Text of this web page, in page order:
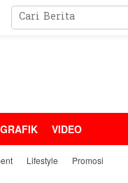
VIDEO
Lifestyle Promosi